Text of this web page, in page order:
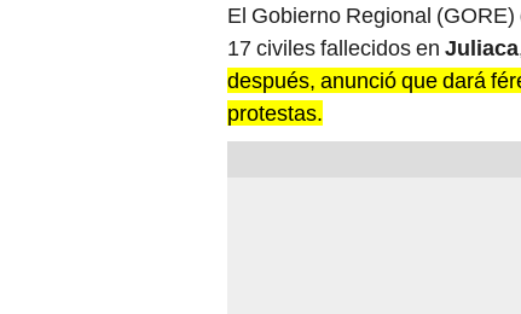
17 civiles fallecidos enJuliaca
después, anunció que dará
protestas.